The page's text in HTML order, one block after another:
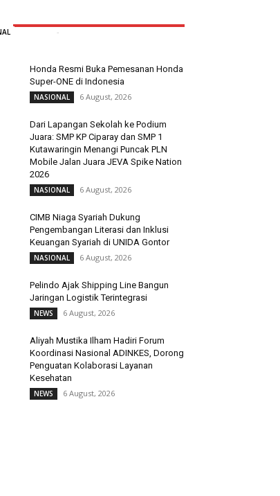
-
Honda Resmi Buka Pemesanan Honda
Super-ONE di Indonesia
NASIONAL 6 August, 2026
Dari Lapangan Sekolah ke Podium
Juara: SMP KP Ciparay dan SMP 1
Kutawaringin Menangi Puncak PLN
Mobile Jalan Juara JEVA Spike Nation
2026
NASIONAL 6 August, 2026
CIMB Niaga Syariah Dukung
Pengembangan Literasi dan Inklusi
Keuangan Syariah di UNIDA Gontor
NASIONAL 6 August, 2026
Pelindo Ajak Shipping Line Bangun
Jaringan Logistik Terintegrasi
NEWS 6 August, 2026
Aliyah Mustika Ilham Hadiri Forum
Koordinasi Nasional ADINKES, Dorong
Penguatan Kolaborasi Layanan
Kesehatan
NEWS 6 August, 2026